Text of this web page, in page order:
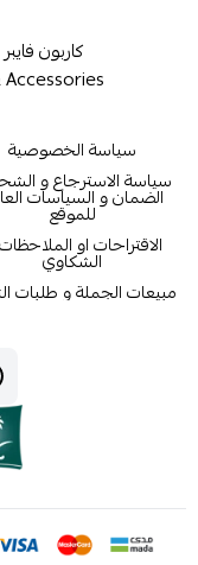
كاربون
سياسة الخصوصية
سياسة الاسترجاع و
الضمان و السياسات
للموقع
الاقتراحات او
الشكاوي
مبيعات الجملة و طلبات